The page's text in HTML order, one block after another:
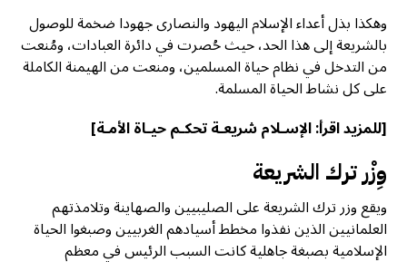
وهكذا بذل أعداء الإسلام اليهود والنصارى جهودا ضخمة للوصول
بالشريعة إلى هذا الحد، حيث حُصرت في دائرة العبادات، ومُنعت
من التدخل في نظام حياة المسلمين، ومنعت من الهيمنة الكاملة
على كل نشاط الحياة المسلمة.
[للمزيد اقرأ:الإسـلام شريعـة تحكـم حيـاة الأمـة]
وِزْر ترك الشريعة
ويقع وزر ترك الشريعة على الصليبيين والصهاينة وتلامذتهم
العلمانيين الذين نفذوا مخطط أسيادهم الغربيين وصبغوا الحياة
الإسلامية بصبغة جاهلية كانت السبب الرئيس في معظم